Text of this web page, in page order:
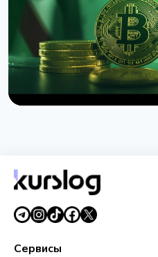
3 августа 2026 г. 4 мин чтения
1 августа 2026 г.4 мин чтения
Сервисы